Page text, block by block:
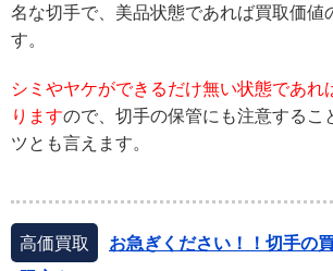
名な切手で、美品状態であれば買取価値
す。
シミやヤケができるだけ無い状態であれ
りますので、切手の保管にも注意するこ
ツとも言えます。
高価買取
お急ぎください！！切手の